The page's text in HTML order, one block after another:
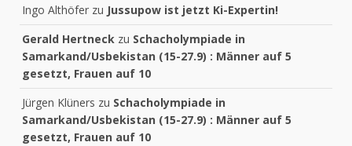
Ingo Althöfer zu Jussupow ist jetzt Ki-Expertin!
Gerald Hertneck zu Schacholympiade in
Samarkand/Usbekistan (15-27.9) : Männer auf 5
gesetzt, Frauen auf 10
Jürgen Klüners zu Schacholympiade in
Samarkand/Usbekistan (15-27.9) : Männer auf 5
gesetzt, Frauen auf 10